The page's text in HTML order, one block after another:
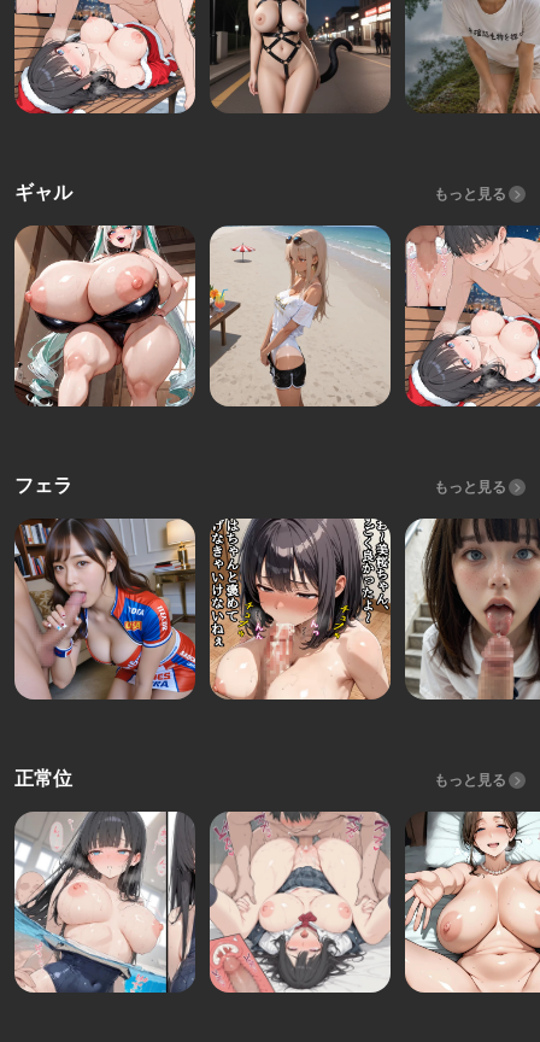
ギャル もっと見る
フェラ もっと見る
正常位 もっと見る